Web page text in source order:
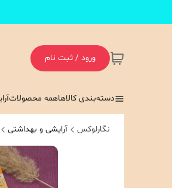
ورود / ثبت نام
دسته‌بندی کالاهاهمه محصولات
نگارلوکس آرایشی و بهداشتی